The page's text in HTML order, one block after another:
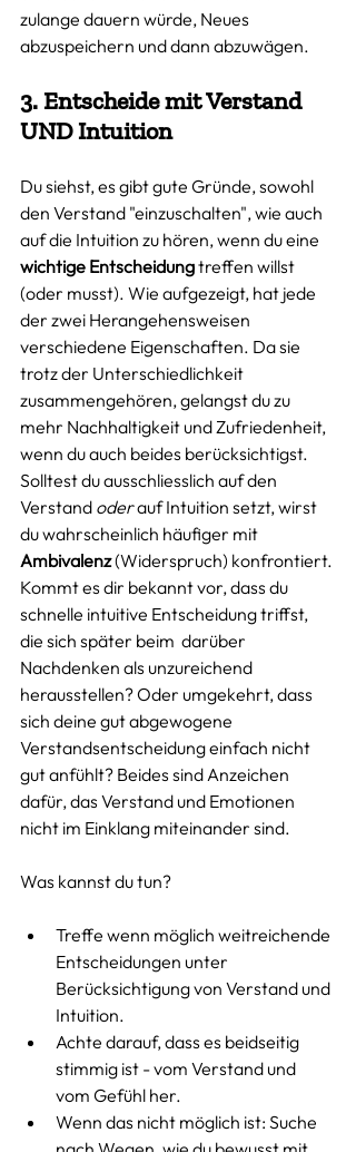
zulange dauern würde, Neues
abzuspeichern und dann abzuwägen.
3. Entscheide mit Verstand
UND Intuition
Du siehst, es gibt gute Gründe, sowohl
den Verstand "einzuschalten", wie auch
auf die Intuition zu hören, wenn du eine
wichtige Entscheidung treffen willst
(oder musst). Wie aufgezeigt, hat jede
der zwei Herangehensweisen
verschiedene Eigenschaften. Da sie
trotz der Unterschiedlichkeit
zusammengehören, gelangst du zu
mehr Nachhaltigkeit und Zufriedenheit,
wenn du auch beides berücksichtigst.
Solltest du ausschliesslich auf den
Verstand oder auf Intuition setzt, wirst
du wahrscheinlich häufiger mit
Ambivalenz (Widerspruch) konfrontiert.
Kommt es dir bekannt vor, dass du
schnelle intuitive Entscheidung triffst,
die sich später beim  darüber
Nachdenken als unzureichend
herausstellen? Oder umgekehrt, dass
sich deine gut abgewogene
Verstandsentscheidung einfach nicht
gut anfühlt? Beides sind Anzeichen
dafür, das Verstand und Emotionen
nicht im Einklang miteinander sind.
Was kannst du tun?
Treffe wenn möglich weitreichende
Entscheidungen unter
Berücksichtigung von Verstand und
Intuition.
Achte darauf, dass es beidseitig
stimmig ist - vom Verstand und
vom Gefühl her.
Wenn das nicht möglich ist: Suche